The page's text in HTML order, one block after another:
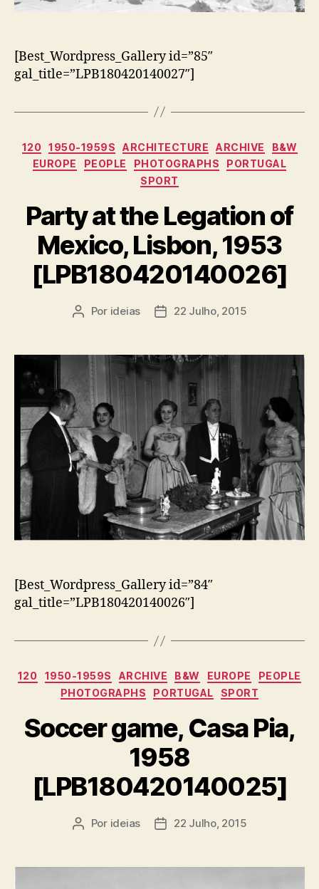
[Best_Wordpress_Gallery id=”85″
gal_title=”LPB180420140027″]
Categorias
120 1950-1959S ARCHITECTURE ARCHIVE
B&W
EUROPE
PEOPLE PHOTOGRAPHS
PORTUGAL
SPORT
Party at the Legation of
Mexico, Lisbon, 1953
[LPB180420140026]
Autor
Por ideias
Data22 Julho, 2015
[Best_Wordpress_Gallery id=”84″
gal_title=”LPB180420140026″]
Categorias
120 1950-1959S ARCHIVE B&W EUROPE
PEOPLE
PHOTOGRAPHS
PORTUGAL SPORT
Soccer game, Casa Pia,
1958
[LPB180420140025]
Autor
Por ideias
Data22 Julho, 2015